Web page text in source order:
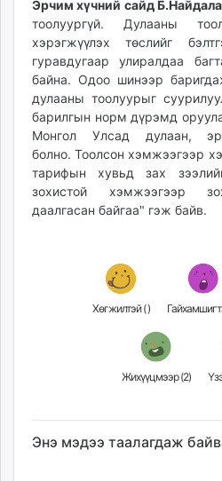
itoim.mn
tumen.mn
shuum.mn
times.mn
tvmongolia.mn
mass.mn
unegui.mn
assa.mn
toim.mn
tac.mn
Эрчим хүчний сайд
тоолуургүй. Дулааны
хэрэгжүүлэх төслийг
гуравдугаар улиралдаа
байна. Одоо шинээр
дулааны тоолуурыг
барилгын норм дүрэмд
Монгол Улсад дулаан,
болно. Тоолсон хэмжээгээр
тарифын хувьд зах
зохистой хэмжээгээр
даалгасан байгаа" гэж байв.
Хөгжилтэй ()
Жихүүцмээр (2)
Энэ мэдээ таалагдаж